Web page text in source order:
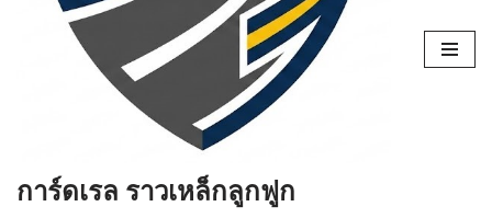
การ์ดเรล ราวเหล็กลูกฟูก